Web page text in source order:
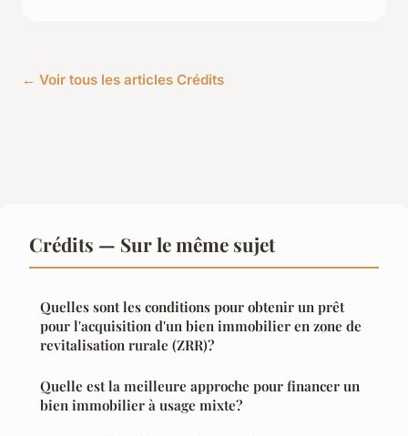
← Voir tous les articles Crédits
Crédits — Sur le même sujet
Quelles sont les conditions pour obtenir un prêt
pour l'acquisition d'un bien immobilier en zone de
revitalisation rurale (ZRR)?
Quelle est la meilleure approche pour financer un
bien immobilier à usage mixte?